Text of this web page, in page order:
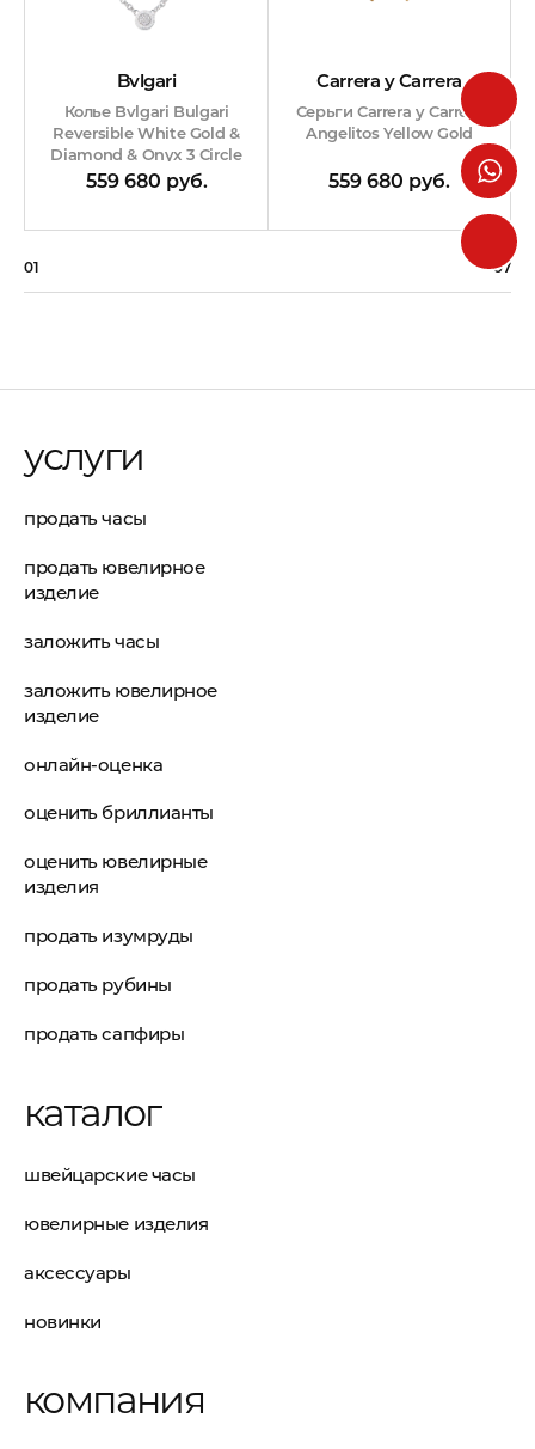
Bvlgari
Колье Bvlgari Bulgari
Reversible White Gold &
Diamond & Onyx 3 Circle
559 680 руб.
Carrera y Carrera
Серьги Carrera y Carrera
Angelitos Yellow Gold
559 680 руб.
01 07
услуги
продать часы
продать ювелирное
изделие
заложить часы
заложить ювелирное
изделие
онлайн-оценка
оценить бриллианты
оценить ювелирные
изделия
продать изумруды
продать рубины
продать сапфиры
каталог
швейцарские часы
ювелирные изделия
аксессуары
новинки
компания